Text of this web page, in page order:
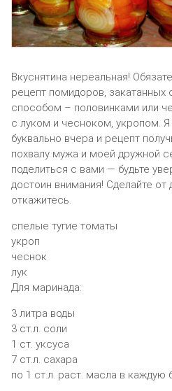
Вкуснятина нереальная!
рецепт помидоров, закатанных
способом – половинками или
с луком и чесноком, укропом. Я
буквально вчера и рецепт
похвалу мужа и моей дружной
поделиться с вами — будьте
достоин внимания! Сделайте от
откажитесь.
спелые тугие томаты
укроп
чеснок
лук
Для маринада:
3 литра воды
3 ст.л. соли
1 ст. уксуса
7 ст.л. сахара
по 1 ст.л. раст. масла в каждую